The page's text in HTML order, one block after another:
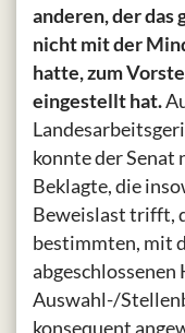
anderen, der
nicht mit der
hatte, zum
eingestellt hat.
konnte der Senat
Beklagte, die
Beweislast trifft,
bestimmten, mit
Auswahl-/
konsequent